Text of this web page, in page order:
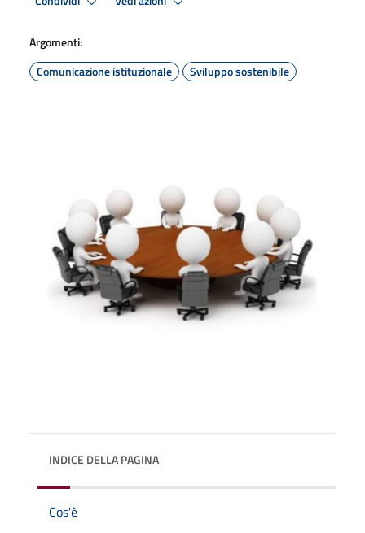
Argomenti:
Comunicazione istituzionale
Sviluppo sostenibile
INDICE DELLA PAGINA
Cos'è